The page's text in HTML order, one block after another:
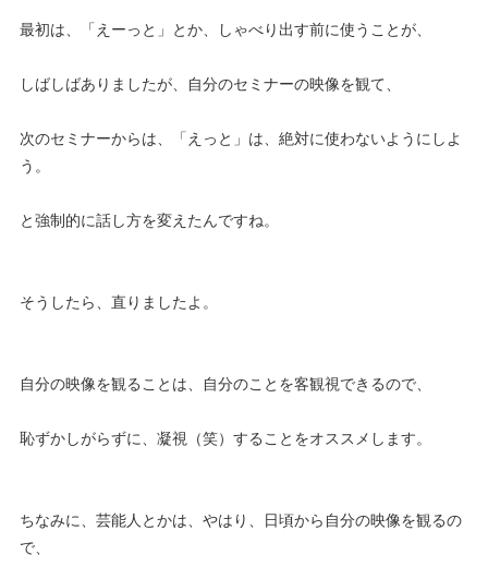
最初は、「えーっと」とか、しゃべり出す前に使うことが、
しばしばありましたが、自分のセミナーの映像を観て、
次のセミナーからは、「えっと」は、絶対に使わないようにしよ
う。
と強制的に話し方を変えたんですね。
そうしたら、直りましたよ。
自分の映像を観ることは、自分のことを客観視できるので、
恥ずかしがらずに、凝視（笑）することをオススメします。
ちなみに、芸能人とかは、やはり、日頃から自分の映像を観るの
で、